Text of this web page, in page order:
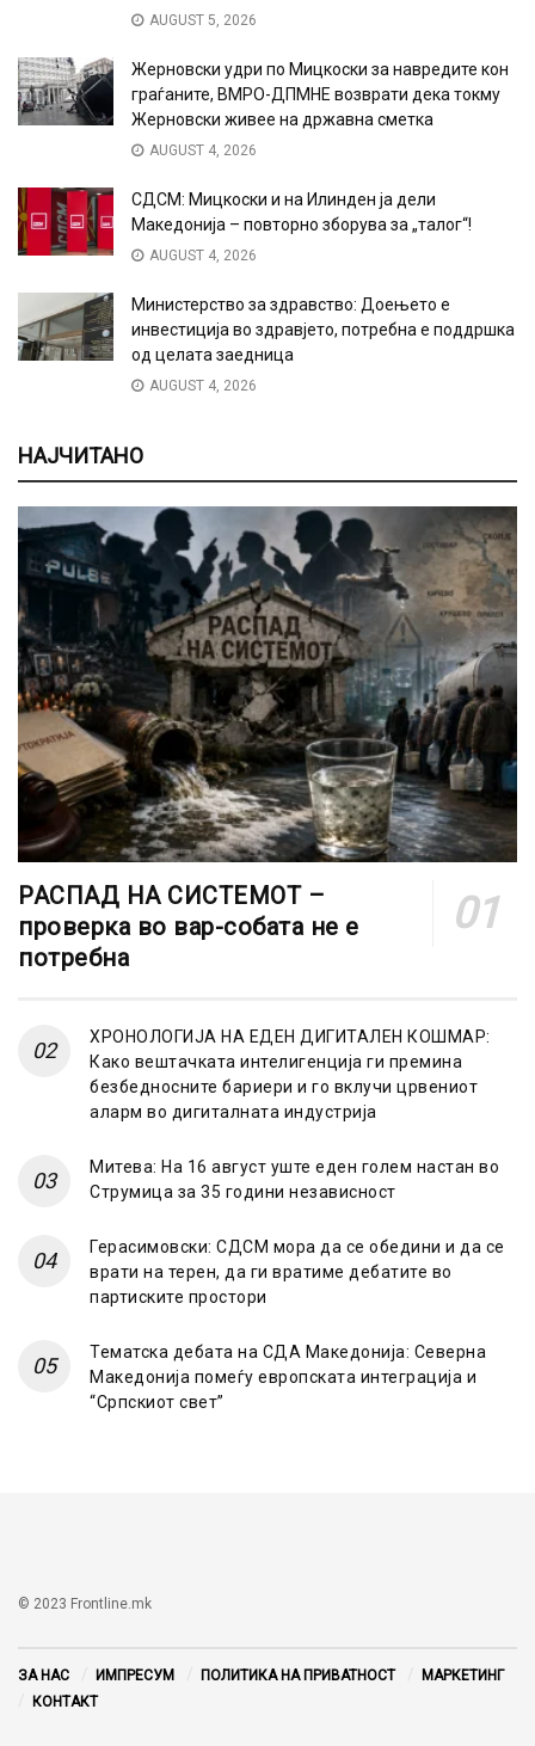
AUGUST 5, 2026
Жерновски удри по Мицкоски за навредите кон
граѓаните, ВМРО-ДПМНЕ возврати дека токму
Жерновски живее на државна сметка
AUGUST 4, 2026
СДСМ: Мицкоски и на Илинден ја дели
Македонија – повторно зборува за „талог“!
AUGUST 4, 2026
Министерство за здравство: Доењето е
инвестиција во здравјето, потребна е поддршка
од целата заедница
AUGUST 4, 2026
НАЈЧИТАНО
РАСПАД НА СИСТЕМОТ –
проверка во вар-собата не е
потребна
ХРОНОЛОГИЈА НА ЕДЕН ДИГИТАЛЕН КОШМАР:
Како вештачката интелигенција ги премина
безбедносните бариери и го вклучи црвениот
аларм во дигиталната индустрија
Митева: На 16 август уште еден голем настан во
Струмица за 35 години независност
Герасимовски: СДСМ мора да се обедини и да се
врати на терен, да ги вратиме дебатите во
партиските простори
Тематска дебата на СДА Македонија: Северна
Македонија помеѓу европската интеграција и
“Српскиот свет”
© 2023 Frontline.mk
ЗА НАС ИМПРЕСУМ ПОЛИТИКА НА ПРИВАТНОСТ
МАРКЕТИНГ
КОНТАКТ